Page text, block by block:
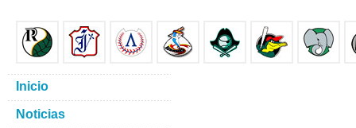
Inicio
Noticias